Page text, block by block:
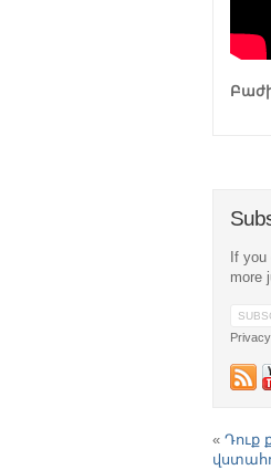
If
more
« Դուք